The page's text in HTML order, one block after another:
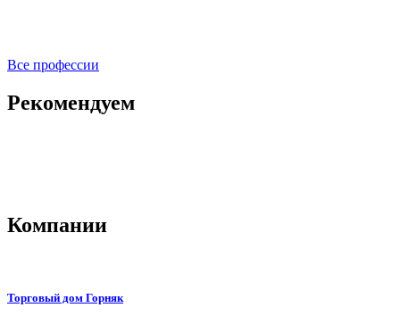
Все профессии
Рекомендуем
Компании
Торговый дом Горняк